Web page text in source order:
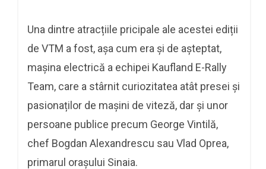
Una dintre atracțiile pricipale ale acestei ediții
de VTM a fost, așa cum era și de așteptat,
mașina electrică a echipei Kaufland E-Rally
Team, care a stârnit curiozitatea atât presei și
pasionaților de mașini de viteză, dar și unor
persoane publice precum George Vintilă,
chef Bogdan Alexandrescu sau Vlad Oprea,
primarul orașului Sinaia.